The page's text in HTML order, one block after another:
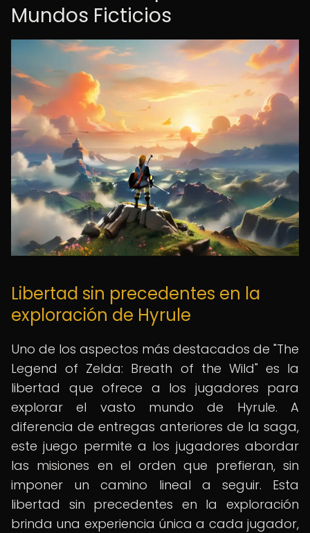
Mundos Ficticios
Libertad sin precedentes en la
exploración de Hyrule
Uno de los aspectos más destacados de "The
Legend of Zelda: Breath of the Wild" es la
libertad que ofrece a los jugadores para
explorar el vasto mundo de Hyrule. A
diferencia de entregas anteriores de la saga,
este juego permite a los jugadores abordar
las misiones en el orden que prefieran, sin
imponer un camino lineal a seguir. Esta
libertad sin precedentes en la exploración
brinda una experiencia única a cada jugador,